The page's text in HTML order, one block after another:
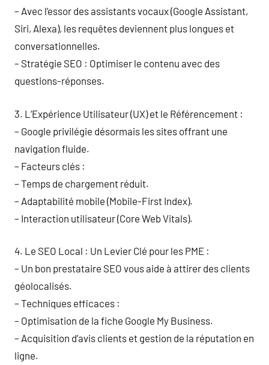
– Avec l’essor des assistants vocaux (Google Assistant,
Siri, Alexa), les requêtes deviennent plus longues et
conversationnelles.
– Stratégie SEO : Optimiser le contenu avec des
questions-réponses.
3. L’Expérience Utilisateur (UX) et le Référencement :
– Google privilégie désormais les sites offrant une
navigation fluide.
– Facteurs clés :
– Temps de chargement réduit.
– Adaptabilité mobile (Mobile-First Index).
– Interaction utilisateur (Core Web Vitals).
4. Le SEO Local : Un Levier Clé pour les PME :
– Un bon prestataire SEO vous aide à attirer des clients
géolocalisés.
– Techniques efficaces :
– Optimisation de la fiche Google My Business.
– Acquisition d’avis clients et gestion de la réputation en
ligne.